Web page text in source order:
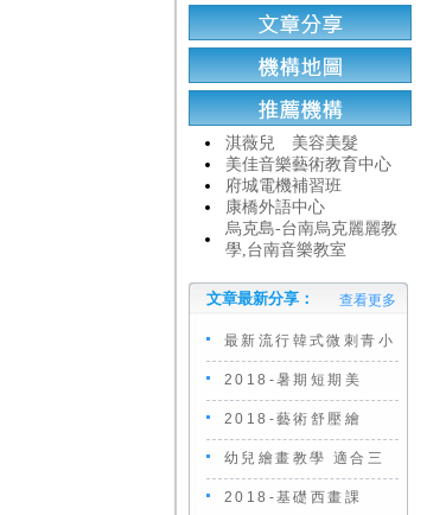
淇薇兒 美容美髮
美佳音樂藝術教育中心
府城電機補習班
康橋外語中心
烏克島-台南烏克麗麗教
學,台南音樂教室
文章最新分享： 查看更多
最新流行韓式微刺青小
2018-暑期短期美
2018-藝術舒壓繪
幼兒繪畫教學 適合三
2018-基礎西畫課